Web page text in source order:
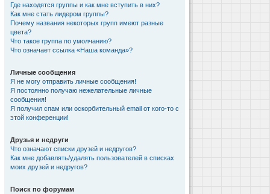
Где находятся группы и как мне вступить в них?
Как мне стать лидером группы?
Почему названия некоторых групп имеют разные
цвета?
Что такое группа по умолчанию?
Что означает ссылка «Наша команда»?
Личные сообщения
Я не могу отправить личные сообщения!
Я постоянно получаю нежелательные личные
сообщения!
Я получил спам или оскорбительный email от кого-то с
этой конференции!
Друзья и недруги
Что означают списки друзей и недругов?
Как мне добавлять/удалять пользователей в списках
моих друзей и недругов?
Поиск по форумам